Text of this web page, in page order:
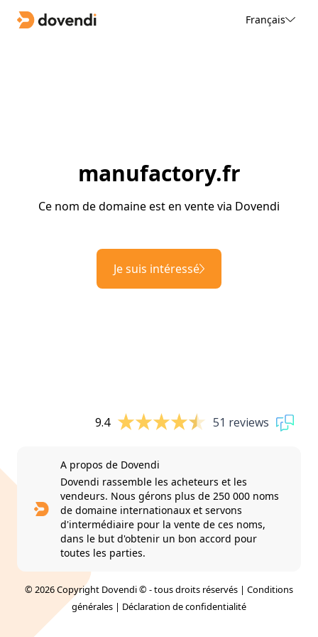
Français
manufactory.fr
Ce nom de domaine est en vente via Dovendi
Je suis intéressé
9.4 51 reviews
A propos de Dovendi
Dovendi rassemble les acheteurs et les
vendeurs. Nous gérons plus de 250 000 noms
de domaine internationaux et servons
d'intermédiaire pour la vente de ces noms,
dans le but d'obtenir un bon accord pour
toutes les parties.
© 2026 Copyright Dovendi © - tous droits réservés | Conditions
générales | Déclaration de confidentialité